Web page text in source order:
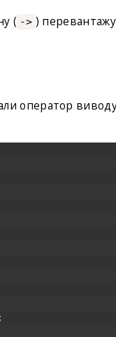
( -> )
оператор
;